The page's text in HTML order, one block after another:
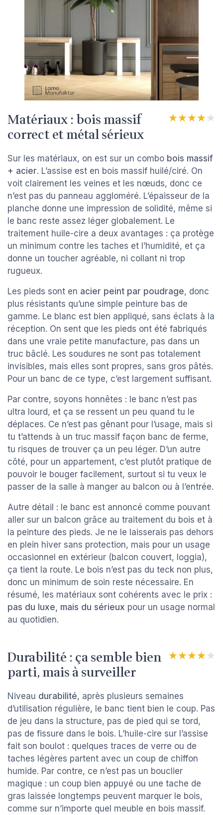
Matériaux : bois massif
correct et métal sérieux
★★★★★
★★★★★
Sur les matériaux, on est sur un combo bois massif
+ acier. L’assise est en bois massif huilé/ciré. On
voit clairement les veines et les nœuds, donc ce
n’est pas du panneau aggloméré. L’épaisseur de la
planche donne une impression de solidité, même si
le banc reste assez léger globalement. Le
traitement huile-cire a deux avantages : ça protège
un minimum contre les taches et l’humidité, et ça
donne un toucher agréable, ni collant ni trop
rugueux.
Les pieds sont en acier peint par poudrage, donc
plus résistants qu’une simple peinture bas de
gamme. Le blanc est bien appliqué, sans éclats à la
réception. On sent que les pieds ont été fabriqués
dans une vraie petite manufacture, pas dans un
truc bâclé. Les soudures ne sont pas totalement
invisibles, mais elles sont propres, sans gros pâtés.
Pour un banc de ce type, c’est largement suffisant.
Par contre, soyons honnêtes : le banc n’est pas
ultra lourd, et ça se ressent un peu quand tu le
déplaces. Ce n’est pas gênant pour l’usage, mais si
tu t’attends à un truc massif façon banc de ferme,
tu risques de trouver ça un peu léger. D’un autre
côté, pour un appartement, c’est plutôt pratique de
pouvoir le bouger facilement, surtout si tu veux le
passer de la salle à manger au balcon ou à l’entrée.
Autre détail : le banc est annoncé comme pouvant
aller sur un balcon grâce au traitement du bois et à
la peinture des pieds. Je ne le laisserais pas dehors
en plein hiver sans protection, mais pour un usage
occasionnel en extérieur (balcon couvert, loggia),
ça tient la route. Le bois n’est pas du teck non plus,
donc un minimum de soin reste nécessaire. En
résumé, les matériaux sont cohérents avec le prix :
pas du luxe, mais du sérieux pour un usage normal
au quotidien.
Durabilité : ça semble bien
parti, mais à surveiller
★★★★★
★★★★★
Niveau durabilité, après plusieurs semaines
d’utilisation régulière, le banc tient bien le coup. Pas
de jeu dans la structure, pas de pied qui se tord,
pas de fissure dans le bois. L’huile-cire sur l’assise
fait son boulot : quelques traces de verre ou de
taches légères partent avec un coup de chiffon
humide. Par contre, ce n’est pas un bouclier
magique : un coup bien appuyé ou une tache de
gras laissée longtemps peuvent marquer le bois,
comme sur n’importe quel meuble en bois massif.